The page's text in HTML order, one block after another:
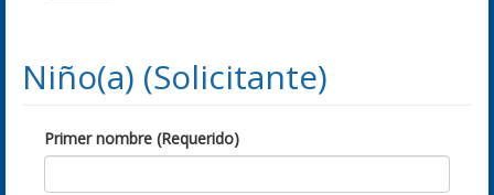
Niño(a) (Solicitante)
Primer nombre (Requerido)